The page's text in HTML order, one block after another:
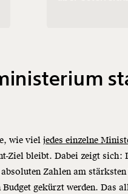
wie vieljedes einzelne
Ziel bleibt. Dabei zeigt sich:
Zahlen am
gekürzt werden. Das